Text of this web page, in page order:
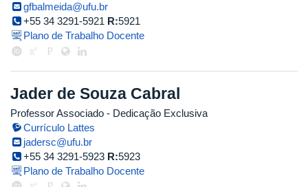
gfbalmeida@ufu.br
+55 34 3291-5921 R:5921
Plano de Trabalho Docente
Jader de Souza Cabral
Professor Associado - Dedicação Exclusiva
Currículo Lattes
jadersc@ufu.br
+55 34 3291-5923 R:5923
Plano de Trabalho Docente